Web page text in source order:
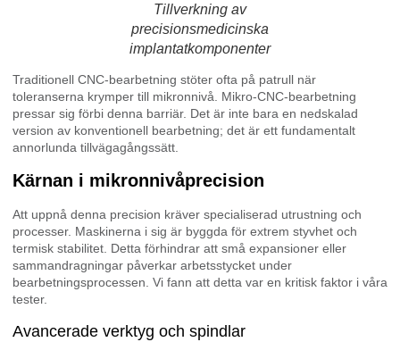
Tillverkning av
precisionsmedicinska
implantatkomponenter
Traditionell CNC-bearbetning stöter ofta på patrull när
toleranserna krymper till mikronnivå. Mikro-CNC-bearbetning
pressar sig förbi denna barriär. Det är inte bara en nedskalad
version av konventionell bearbetning; det är ett fundamentalt
annorlunda tillvägagångssätt.
Kärnan i mikronnivåprecision
Att uppnå denna precision kräver specialiserad utrustning och
processer. Maskinerna i sig är byggda för extrem styvhet och
termisk stabilitet. Detta förhindrar att små expansioner eller
sammandragningar påverkar arbetsstycket under
bearbetningsprocessen. Vi fann att detta var en kritisk faktor i våra
tester.
Avancerade verktyg och spindlar